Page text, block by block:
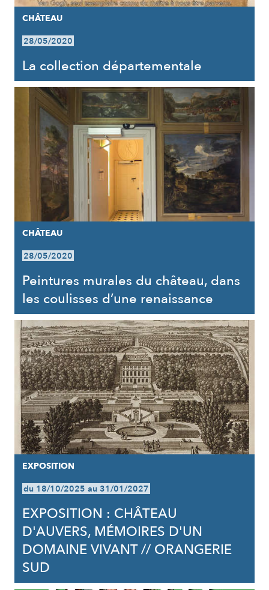
CHÂTEAU
28/05/2020
La collection départementale
CHÂTEAU
28/05/2020
Peintures murales du château, dans
les coulisses d’une renaissance
EXPOSITION
du 18/10/2025 au 31/01/2027
EXPOSITION : CHÂTEAU
D'AUVERS, MÉMOIRES D'UN
DOMAINE VIVANT // ORANGERIE
SUD